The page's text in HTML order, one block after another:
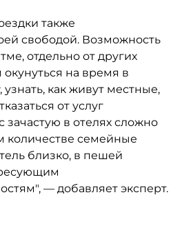
также
свободой. Возможность
отдельно от других
на время в
как живут местные,
от услуг
зачастую в отелях сложно
количестве семейные
близко, в пешей
— добавляет эксперт.